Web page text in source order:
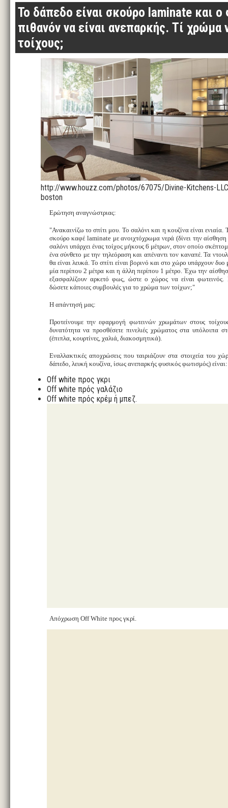
Το δάπεδο είναι σκούρο laminate και
πιθανόν να είναι ανεπαρκής. Τί
τοίχους;
http://www.houzz.com/photos/67075/Divine-Kitchens-
boston
Ερώτηση αναγνώστριας:
"Ανακαινίζω το σπίτι μου. Το σαλόνι και η κουζίνα είναι ενιαία.
σκούρο καφέ laminate με ανοιχτόχρωμα νερά (δίνει την
σαλόνι υπάρχει ένας τοίχος μήκους 6 μέτρων, στον οποίο
ένα σύνθετο με την τηλεόραση και απέναντι τον καναπέ. Τα
θα είναι λευκά. Το σπίτι είναι βορινό και στο χώρο υπάρχουν
μία περίπου 2 μέτρα και η άλλη περίπου 1 μέτρο. Έχω την
εξασφαλίζουν αρκετό φως, ώστε ο χώρος να είναι
δώσετε κάποιες συμβουλές για το χρώμα των τοίχων;"
Η απάντησή μας:
Προτείνουμε την εφαρμογή φωτεινών χρωμάτων στους
δυνατότητα να προσθέσετε πινελιές χρώματος στα υπόλοιπα
(έπιπλα, κουρτίνες, χαλιά, διακοσμητικά).
Εναλλακτικές αποχρώσεις που ταιριάζουν στα στοιχεία του
δάπεδο, λευκή κουζίνα, ίσως ανεπαρκής φυσικός φωτισμός) είναι:
Off white προς γκρι
Off white πρός γαλάζιο
Off white πρός κρέμ ή μπεζ.
Απόχρωση Off White προς γκρί.